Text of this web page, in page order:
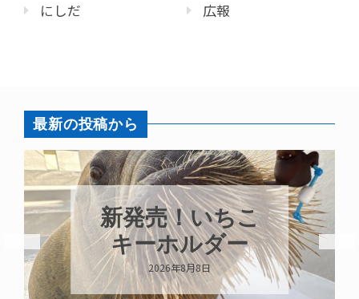
にしだ
広報
最新の投稿から
売！いちこ
ホルダー
2026年8月8日
パラオ
ガイが
い
2026年